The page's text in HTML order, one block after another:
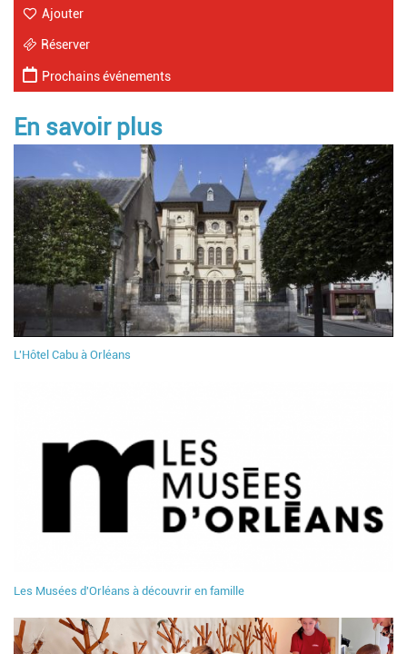
Ajouter
Réserver
Prochains événements
En savoir plus
L'Hôtel Cabu à Orléans
Les Musées d'Orléans à découvrir en famille